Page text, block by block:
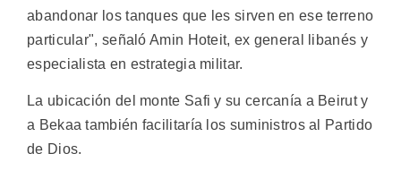
abandonar los tanques que les sirven en ese terreno
particular", señaló Amin Hoteit, ex general libanés y
especialista en estrategia militar.
La ubicación del monte Safi y su cercanía a Beirut y
a Bekaa también facilitaría los suministros al Partido
de Dios.